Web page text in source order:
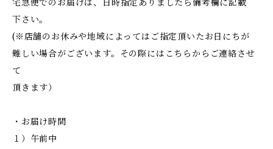
宅急便でのお届けは、日時指定ありましたら備考欄に記載
下さい。
(※店舗のお休みや地域によってはご指定頂いたお日にちが
難しい場合がございます。その際にはこちらからご連絡させ
て
頂きます）
・お届け時間
１）午前中